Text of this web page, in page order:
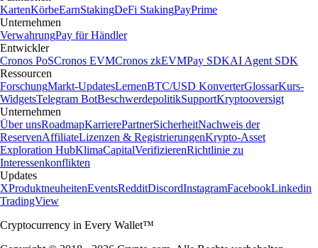
KartenKörbeEarnStakingDeFi StakingPayPrime
Unternehmen
VerwahrungPay für Händler
Entwickler
Cronos PoSCronos EVMCronos zkEVMPay SDKAI Agent SDK
Ressourcen
ForschungMarkt-UpdatesLernenBTC/USD KonverterGlossarKurs-
WidgetsTelegram BotBeschwerdepolitikSupportKryptooversigt
Unternehmen
Über unsRoadmapKarrierePartnerSicherheitNachweis der
ReservenAffiliateLizenzen & RegistrierungenKrypto-Asset
Exploration HubKlimaCapitalVerifizierenRichtlinie zu
Interessenkonflikten
Updates
XProduktneuheitenEventsRedditDiscordInstagramFacebookLinkedin
TradingView
Cryptocurrency in Every Wallet™